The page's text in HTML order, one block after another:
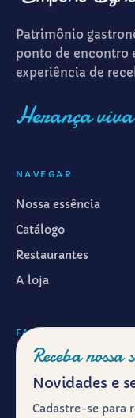
Patrimônio
ponto de encontro
experiência de
Herança
NAVEGAR
Nossa essência
Catálogo
Restaurantes
A loja
FALAR CONOSCO
WhatsApp ·(11)
Instagram ·
Receba nossa
Novidades e
Cadastre-se para